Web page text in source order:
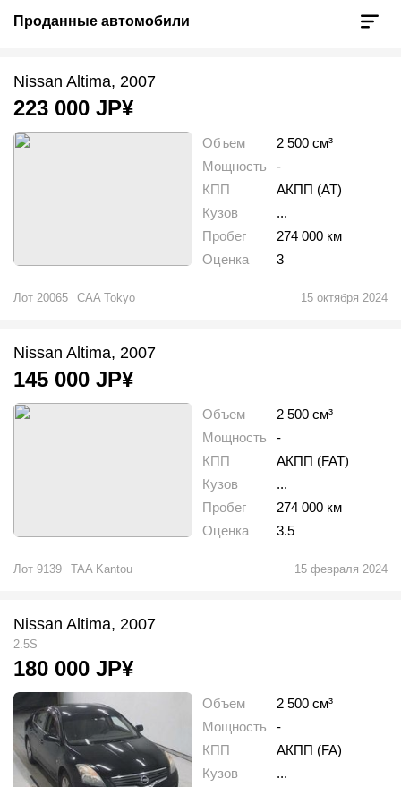
Проданные автомобили
Nissan Altima, 2007
223 000 JP¥
Объем
2 500 см³
Мощность
-
КПП
АКПП (AT)
Кузов
...
Пробег
274 000 км
Оценка
3
Лот 20065 CAA Tokyo 15 октября 2024
Nissan Altima, 2007
145 000 JP¥
Объем
2 500 см³
Мощность
-
КПП
АКПП (FAT)
Кузов
...
Пробег
274 000 км
Оценка
3.5
Лот 9139 TAA Kantou 15 февраля 2024
Nissan Altima, 2007
2.5S
180 000 JP¥
Объем
2 500 см³
Мощность
-
КПП
АКПП (FA)
Кузов
...